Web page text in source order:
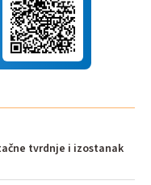
tvrdnje i izostanak